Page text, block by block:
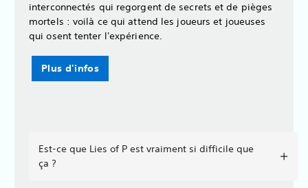
interconnectés qui regorgent de secrets et de pièges
mortels : voilà ce qui attend les joueurs et joueuses
qui osent tenter l'expérience.
Plus d'infos
Est-ce que Lies of P est vraiment si difficile que
ça ?